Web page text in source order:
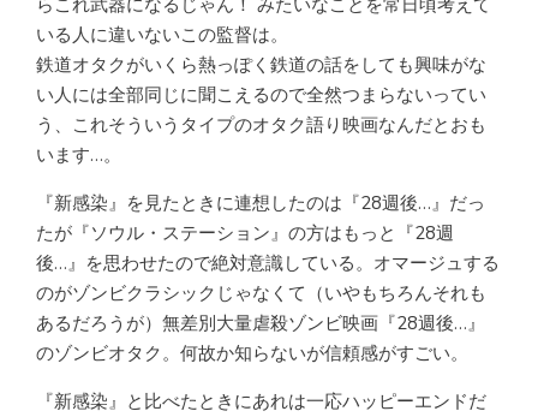
いる人に違いないこの監督は。
鉄道オタクがいくら熱っぽく鉄道の話をしても興味がな
い人には全部同じに聞こえるので全然つまらないってい
う、これそういうタイプのオタク語り映画なんだとおも
います…。
『新感染』を見たときに連想したのは『28週後…』だっ
たが『ソウル・ステーション』の方はもっと『28週
後…』を思わせたので絶対意識している。オマージュする
のがゾンビクラシックじゃなくて（いやもちろんそれも
あるだろうが）無差別大量虐殺ゾンビ映画『28週後…』
のゾンビオタク。何故か知らないが信頼感がすごい。
『新感染』と比べたときにあれは一応ハッピーエンドだ